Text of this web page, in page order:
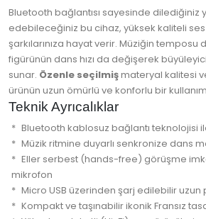
Bluetooth bağlantısı sayesinde
edebileceğiniz bu cihaz, yüksek kaliteli ses
şarkılarınıza hayat verir. Müziğin temposu
figürünün dans hızı da değişerek
sunar. Özenle seçilmişmateryal kalitesi
ürünün uzun ömürlü ve konforlu bir
Teknik Ayrıcalıklar
Bluetooth kablosuz bağlantı teknolojisi
Müzik ritmine duyarlı senkronize dans
Eller serbest (hands-free) görüşme
mikrofon
Micro USB üzerinden şarj edilebilir uzun
Kompakt ve taşınabilir ikonik Fransız